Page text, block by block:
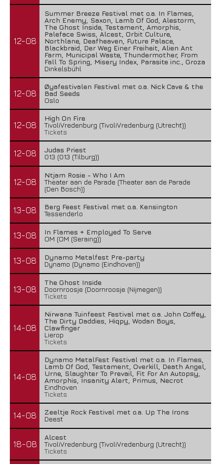
12-08
Summer Breeze Festival met o.a. In Flames,
Arch Enemy, Saxon, Lamb Of God, Alestorm,
The Ghost Inside, Testament, Amorphis,
Paleface Swiss, Alcest, Orbit Culture,
Northlane, Deafheaven, Future Palace,
Blackbraid, Der Weg Einer Freiheit, Alien Ant
Farm, Municipal Waste, Thundermother, From
Fall To Spring, Misery Index, Parasite inc., Groza
Dinkelsbühl
12-08
Øyafestivalen Festival met o.a. Nick Cave & the
Bad Seeds
Oslo
12-08
High On Fire
TivoliVredenburg (TivoliVredenburg (Utrecht))
Tickets
12-08
Judas Priest
013 (013 (Tilburg))
12-08
Ntjam Rosie - Who I Am
Theater aan de Parade (Theater aan de Parade
(Den Bosch))
13-08
Berg Feest Festival met o.a. Kensington
Tessenderlo
13-08
In Flames + Employed To Serve
OM (OM (Seraing))
13-08
Dynamo Metalfest Pre-party
Dynamo (Dynamo (Eindhoven))
13-08
The Ghost Inside
Doornroosje (Doornroosje (Nijmegen))
Tickets
14-08
Nirwana Tuinfeest Festival met o.a. John Coffey,
The Dirty Daddies, Hiqpy, Wodan Boys,
Clawfinger
Lierop
Tickets
14-08
Dynamo MetalFest Festival met o.a. In Flames,
Lamb Of God, Testament, Overkill, Death Angel,
Urne, Slaughter To Prevail, Fit For An Autopsy,
Amorphis, Insanity Alert, Primus, Necrot
Eindhoven
Tickets
14-08
Zeeltje Rock Festival met o.a. Up The Irons
Deest
18-08
Alcest
TivoliVredenburg (TivoliVredenburg (Utrecht))
Tickets